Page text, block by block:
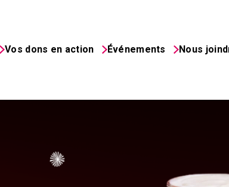
Vos dons en action Événements Nous